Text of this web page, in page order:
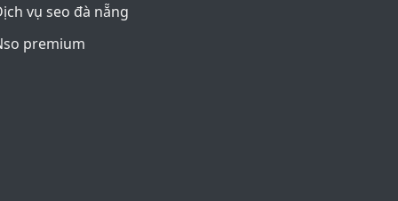
vụ seo đà nẵng
premium